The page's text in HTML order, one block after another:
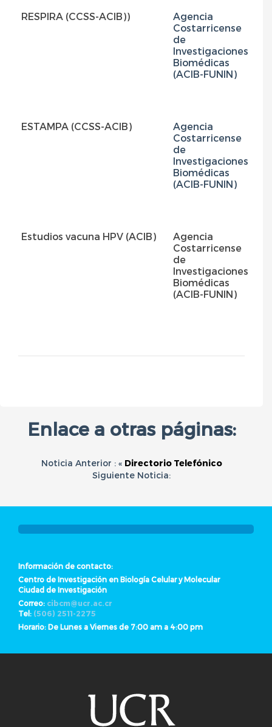
RESPIRA (CCSS-ACIB))
Agencia
Costarricense
de
Investigaciones
Biomédicas
(ACIB-FUNIN)
ESTAMPA (CCSS-ACIB)
Agencia
Costarricense
de
Investigaciones
Biomédicas
(ACIB-FUNIN)
Estudios vacuna HPV (ACIB)
Agencia
Costarricense
de
Investigaciones
Biomédicas
(ACIB-FUNIN)
Enlace a otras páginas:
Noticia Anterior : « Directorio Telefónico
Siguiente Noticia:
Información de contacto:
Centro de Investigación en Biología Celular y Molecular
Ciudad de Investigación
Correo: cibcm@ucr.ac.cr
Tel: (506) 2511-2275
Horario: De Lunes a Viernes de 7:00 am a 4:00 pm